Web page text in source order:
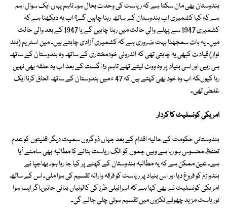
ہندوستان بھی مان سکتا ہے کہ ریاست کی وحدت بحال ہو۔ تاہم یہاں ایک سوال اہم
ہے کہ کیا کشمیری اب ہندوستان کے ساتھ رہنا چاہیں گے؟ اب یہ دیکھنا ہے کہ
کشمیری 1947 سے پہلے والی حالت میں رہنا چاہیں گے یا 1947 کے بعد والی حالت
میں۔ یہ بات سمجھنا بہت ضروری ہے کہ کشمیری آزادی چاہتے ہیں۔ مین اسٹریم (ہند
نواز) قیادت کبھی یہ چاہتی تھی کہ اندرونی خودمختاری کے ساتھ وہ ہندوستان کے ساتھ
ہی رہیں اور اسی بنیاد پر وہ ووٹ لیتے تھے تاہم 5 اگست کے بعد اب وہ حلقہ بھی نہیں
رہا کیوںکہ اب وہ خود بھی کہتے ہیں کہ 47 ء میں ہندوستان کے ساتھ الحاق کرنا ایک
غلطی تھی۔
امریکی کونسلیٹ کا کردار
ہندوستانی حکومت کے حالیہ اقدام کے بعد جہاں ڈوگروں سمیت دیگر اقلیتوں کو عدم
تحفظ محسوس ہو رہا ہے وہیں جموں کو الگ ریاست بنانے کا مطالبہ بھی سامنے آیا
ہے۔ عین ممکن ہے کہ یہ مطالبہ ہندوستان کے کہنے پر کیا جا رہا ہو۔ بھاجپا نے
ہندوازم کو فروغ دیا اور اس بنیاد پر ریاست کو فرقہ وارانہ تقسیم کی ہوا ملی۔ اس کے ساتھ
امریکی کونسلیٹ نے بھی کہا ہے کہ اسرائیلی طرز کی کالونیاں بنائی جائیںاگر ایسا ہوا
توریاست مزید چھوٹے ٹکڑوں میں تقسیم ہوتی چلی جائے گی۔